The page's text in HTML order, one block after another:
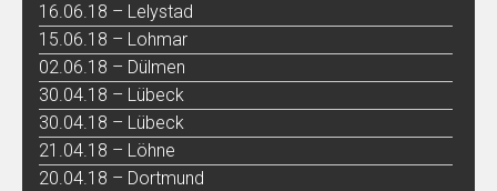
16.06.18 – Lelystad
15.06.18 – Lohmar
02.06.18 – Dülmen
30.04.18 – Lübeck
30.04.18 – Lübeck
21.04.18 – Löhne
20.04.18 – Dortmund